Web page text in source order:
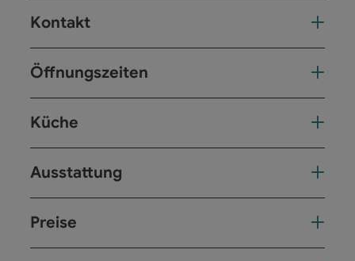
Kontakt
Öffnungszeiten
Küche
Ausstattung
Preise